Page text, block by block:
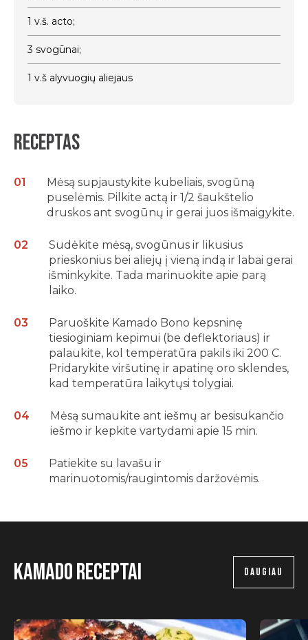
1 v.š. acto;
3 svogūnai;
1 v.š alyvuogių aliejaus
Receptas
Mėsą supjaustykite kubeliais, svogūną
puselėmis. Pilkite actą ir 1/2 šaukštelio
druskos ant svogūnų ir gerai juos išmaigykite.
Sudėkite mėsą, svogūnus ir likusius
prieskonius bei aliejų į vieną indą ir labai gerai
išminkykite. Tada marinuokite apie parą
laiko.
Paruoškite Kamado Bono kepsninę
tiesioginiam kepimui (be deflektoriaus) ir
palaukite, kol temperatūra pakils iki 200 C.
Pridarykite viršutinę ir apatinę oro sklendes,
kad temperatūra laikytųsi tolygiai.
Mėsą sumaukite ant iešmų ar besisukančio
iešmo ir kepkite vartydami apie 15 min.
Patiekite su lavašu ir
marinuotomis/raugintomis daržovėmis.
Kamado receptai DAUGIAU